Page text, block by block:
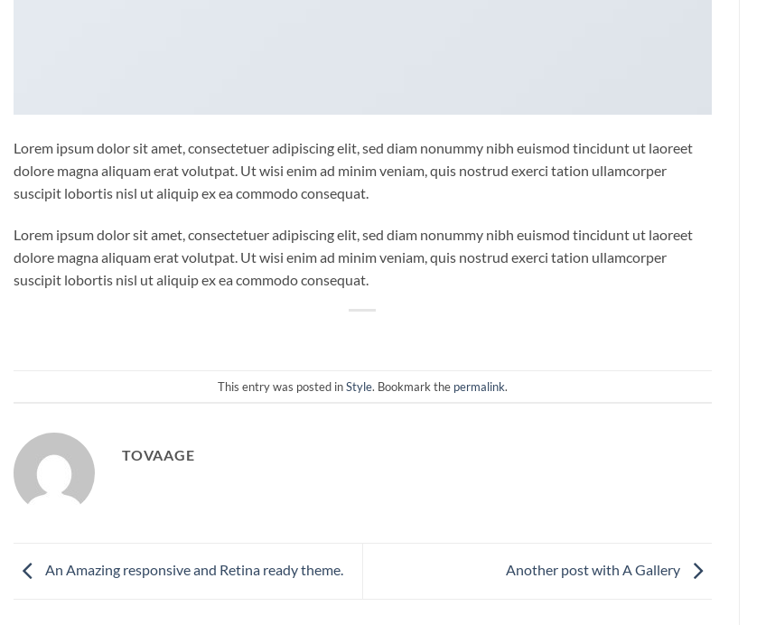
Lorem ipsum dolor sit amet, consectetuer adipiscing elit, sed diam nonummy nibh euismod tincidunt ut laoreet
dolore magna aliquam erat volutpat. Ut wisi enim ad minim veniam, quis nostrud exerci tation ullamcorper
suscipit lobortis nisl ut aliquip ex ea commodo consequat.
Lorem ipsum dolor sit amet, consectetuer adipiscing elit, sed diam nonummy nibh euismod tincidunt ut laoreet
dolore magna aliquam erat volutpat. Ut wisi enim ad minim veniam, quis nostrud exerci tation ullamcorper
suscipit lobortis nisl ut aliquip ex ea commodo consequat.
This entry was posted inStyle. Bookmark the permalink.
TOVAAGE
An Amazing responsive and Retina ready theme. Another post with A Gallery